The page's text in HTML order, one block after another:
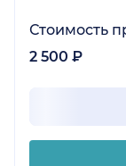
Стоимость
2 500 ₽